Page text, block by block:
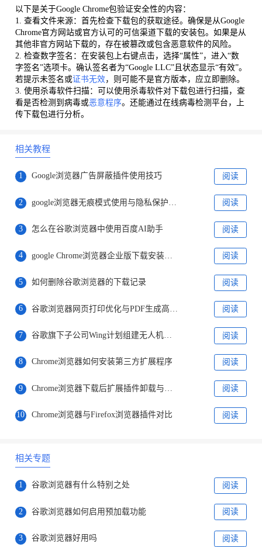
以下是关于Google Chrome包验证安全性的内容：
1. 查看文件来源：首先检查下载包的获取途径。确保是从Google
Chrome官方网站或官方认可的可信渠道下载的安装包。如果是从
其他非官方网站下载的，存在被篡改或包含恶意软件的风险。
2. 检查数字签名：在安装包上右键点击，选择“属性”，进入“数
字签名”选项卡。确认签名者为“Google LLC”且状态显示“有效”。
若提示未签名或证书无效，则可能不是官方版本，应立即删除。
3. 使用杀毒软件扫描：可以使用杀毒软件对下载包进行扫描，查
看是否检测到病毒或恶意程序。还能通过在线病毒检测平台，上
传下载包进行分析。
相关教程
1 Google浏览器广告屏蔽插件使用技巧 阅读
2 阅读
3 怎么在谷歌浏览器中使用百度AI助手 阅读
4 阅读
5 如何删除谷歌浏览器的下载记录 阅读
6 阅读
7 谷歌旗下子公司Wing计划组建无人机送货网络提高运营效率 阅读
8 Chrome浏览器如何安装第三方扩展程序 阅读
9 阅读
10 Chrome浏览器与Firefox浏览器插件对比 阅读
相关专题
1 谷歌浏览器有什么特别之处 阅读
2 谷歌浏览器如何启用预加载功能 阅读
3 谷歌浏览器好用吗 阅读